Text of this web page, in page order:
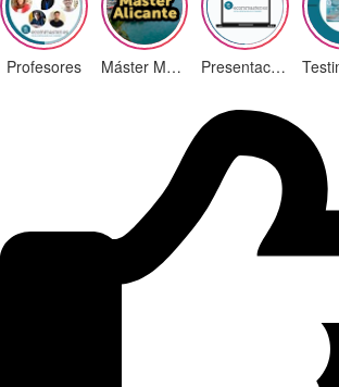
Profesores Máster Marketing Digital en Alicante Presentación ¡Nuevas Ediciones!